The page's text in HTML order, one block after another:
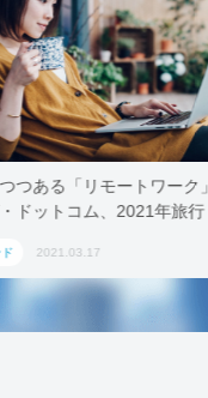
つある「リモートワーク
ドットコム、2021年旅
2021.03.17